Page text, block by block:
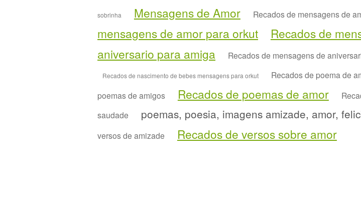
sobrinha Mensagens de Amor Recados de mensagens de
mensagens de amor para orkut
Recados de
aniversario para amiga
Recados de mensagens de
Recados de nascimento de bebes mensagens para orkut Recados de poema de
poemas de amigos
Recados de poemas de amor
saudade
poemas, poesia, imagens amizade, amor,
versos de amizade
Recados de versos sobre amor